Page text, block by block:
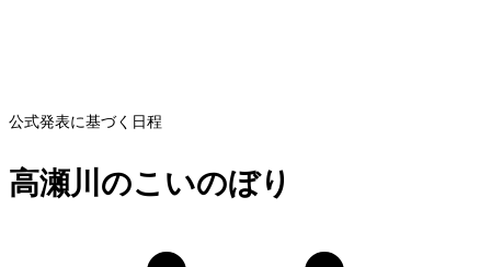
公式発表に基づく日程
高瀬川のこいのぼり